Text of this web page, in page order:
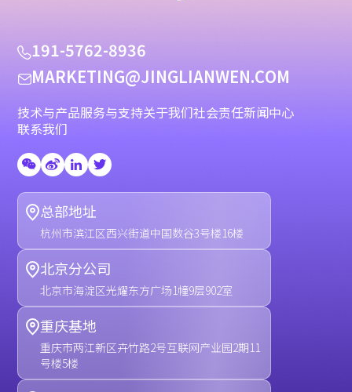
191-5762-8936
MARKETING@JINGLIANWEN.COM
技术与产品服务与支持关于我们社会责任新闻中心
联系我们
总部地址
杭州市滨江区西兴街道中国数谷3号楼16楼
北京分公司
北京市海淀区光耀东方广场1幢9层902室
重庆基地
重庆市两江新区卉竹路2号互联网产业园2期11
号楼5楼